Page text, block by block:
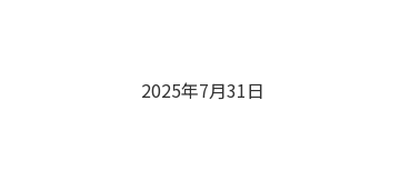
2025年7月31日